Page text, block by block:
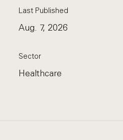
Last Published
Aug. 7, 2026
Sector
Healthcare